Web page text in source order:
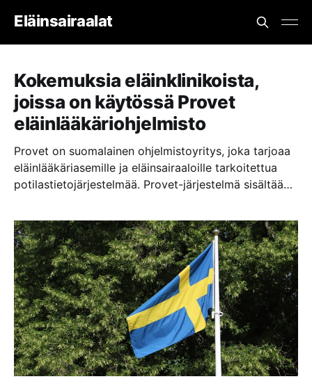
Eläinsairaalat
Kokemuksia eläinklinikoista,
joissa on käytössä Provet
eläinlääkäriohjelmisto
Provet on suomalainen ohjelmistoyritys, joka tarjoaa
eläinlääkäriasemille ja eläinsairaaloille tarkoitettua
potilastietojärjestelmää. Provet-järjestelmä sisältää
ajanvarauksen, laskutuksen ja varastohallinnan
ominaisuuksia. Se auttaa eläinlääkäreitä ja
hoitohenkilökuntaa hallinnoimaan asiakastietoja ja
potilaiden hoitoa. Provet-järjestelmä on suosittu
ratkaisu Suomessa eläinlääkäriasemilla, ja se on
laajentunut myös kansainvälisille markkinoille.